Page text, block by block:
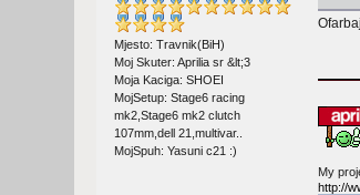
Mjesto: Travnik(BiH)
Moj Skuter: Aprilia sr &lt;3
Moja Kaciga: SHOEI
MojSetup: Stage6 racing
mk2,Stage6 mk2 clutch
107mm,dell 21,multivar..
MojSpuh: Yasuni c21 :)
My
http://